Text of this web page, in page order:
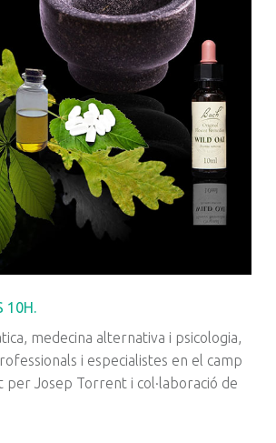
10H.
medecina alternativa i psicologia,
i especialistes en el camp
per Josep Torrent i col·laboració de